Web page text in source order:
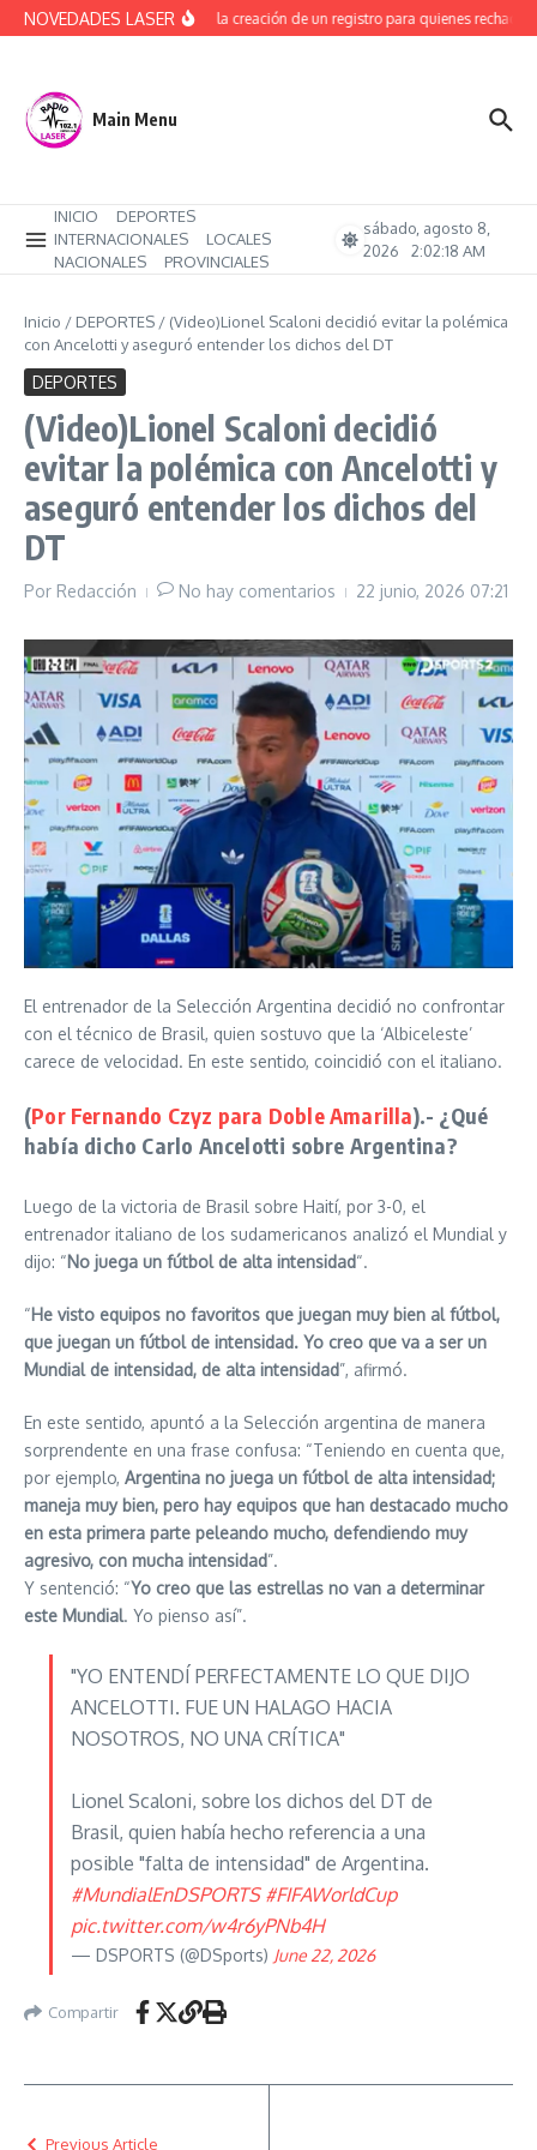
Saltar al contenido
NOVEDADES LASERAvanza la creación de un registro para quienes rechacen
Main Menu
INICIO
DEPORTES
INTERNACIONALES
LOCALES
NACIONALES
PROVINCIALES
sábado, agosto 8,
2026
2:02:19 AM
Inicio / DEPORTES / (Video)Lionel Scaloni decidió evitar la polémica
con Ancelotti y aseguró entender los dichos del DT
DEPORTES
(Video)Lionel Scaloni decidió
evitar la polémica con Ancelotti y
aseguró entender los dichos del
DT
Por Redacción No hay comentarios 22 junio, 2026 07:21
El entrenador de la Selección Argentina decidió no confrontar
con el técnico de Brasil, quien sostuvo que la ‘Albiceleste’
carece de velocidad. En este sentido, coincidió con el italiano.
(Por Fernando Czyz para Doble Amarilla).- ¿Qué
había dicho Carlo Ancelotti sobre Argentina?
Luego de la victoria de Brasil sobre Haití, por 3-0, el
entrenador italiano de los sudamericanos analizó el Mundial y
dijo: “No juega un fútbol de alta intensidad“.
“He visto equipos no favoritos que juegan muy bien al fútbol,
que juegan un fútbol de intensidad. Yo creo que va a ser un
Mundial de intensidad, de alta intensidad”, afirmó.
En este sentido, apuntó a la Selección argentina de manera
sorprendente en una frase confusa: “Teniendo en cuenta que,
por ejemplo, Argentina no juega un fútbol de alta intensidad;
maneja muy bien, pero hay equipos que han destacado mucho
en esta primera parte peleando mucho, defendiendo muy
agresivo, con mucha intensidad”.
Y sentenció: “Yo creo que las estrellas no van a determinar
este Mundial. Yo pienso así”.
"YO ENTENDÍ PERFECTAMENTE LO QUE DIJO
ANCELOTTI. FUE UN HALAGO HACIA
NOSOTROS, NO UNA CRÍTICA"
Lionel Scaloni, sobre los dichos del DT de
Brasil, quien había hecho referencia a una
posible "falta de intensidad" de Argentina.
#MundialEnDSPORTS #FIFAWorldCup
pic.twitter.com/w4r6yPNb4H
— DSPORTS (@DSports) June 22, 2026
Compartir
Previous Article